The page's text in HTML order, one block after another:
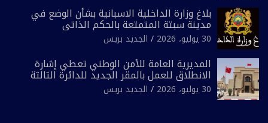
بلاغ وزارة الداخلية الاسبانية بشأن الوضع في
مدينة سبتة المتمتعة بالحكم الذاتي
30 يوليو، 2026 الجديد بريس
المديرية العامة للأمن الوطني تعطي إشارة
الانطلاق للعمل بالمقر الجديد للدائرة الثالثة
للشرطة بولاية أمن العيون
30 يوليو، 2026 الجديد بريس